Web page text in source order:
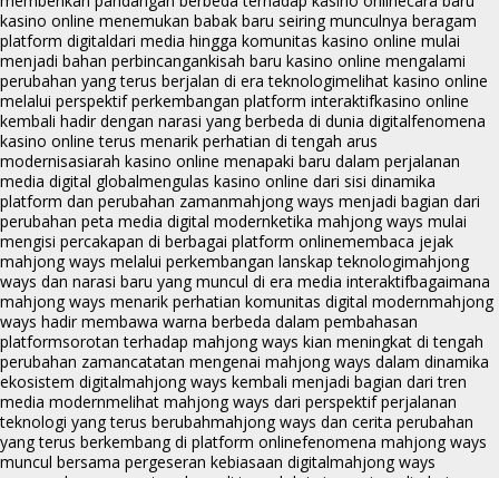
kasino online menemukan babak baru seiring munculnya beragam
platform digitaldari media hingga komunitas kasino online mulai
menjadi bahan perbincangankisah baru kasino online mengalami
perubahan yang terus berjalan di era teknologimelihat kasino online
melalui perspektif perkembangan platform interaktifkasino online
kembali hadir dengan narasi yang berbeda di dunia digitalfenomena
kasino online terus menarik perhatian di tengah arus
modernisasiarah kasino online menapaki baru dalam perjalanan
media digital globalmengulas kasino online dari sisi dinamika
platform dan perubahan zamanmahjong ways menjadi bagian dari
perubahan peta media digital modernketika mahjong ways mulai
mengisi percakapan di berbagai platform onlinemembaca jejak
mahjong ways melalui perkembangan lanskap teknologimahjong
ways dan narasi baru yang muncul di era media interaktifbagaimana
mahjong ways menarik perhatian komunitas digital modernmahjong
ways hadir membawa warna berbeda dalam pembahasan
platformsorotan terhadap mahjong ways kian meningkat di tengah
perubahan zamancatatan mengenai mahjong ways dalam dinamika
ekosistem digitalmahjong ways kembali menjadi bagian dari tren
media modernmelihat mahjong ways dari perspektif perjalanan
teknologi yang terus berubahmahjong ways dan cerita perubahan
yang terus berkembang di platform onlinefenomena mahjong ways
muncul bersama pergeseran kebiasaan digitalmahjong ways